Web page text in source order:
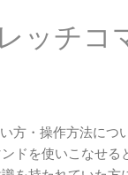
ッチ
方・操作方法に
ドを使いこなせ